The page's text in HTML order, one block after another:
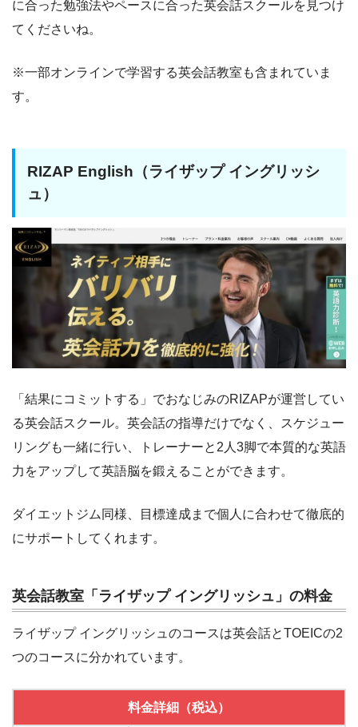
に合った勉強法やペースに合った英会話スクールを見つけ
てくださいね。
※一部オンラインで学習する英会話教室も含まれていま
す。
RIZAP English（ライザップ イングリッシ
ュ）
「結果にコミットする」でおなじみのRIZAPが運営してい
る英会話スクール。英会話の指導だけでなく、スケジュー
リングも一緒に行い、トレーナーと2人3脚で本質的な英語
力をアップして英語脳を鍛えることができます。
ダイエットジム同様、目標達成まで個人に合わせて徹底的
にサポートしてくれます。
英会話教室「ライザップ イングリッシュ」の料金
ライザップ イングリッシュのコースは英会話とTOEICの2
つのコースに分かれています。
料金詳細（税込）